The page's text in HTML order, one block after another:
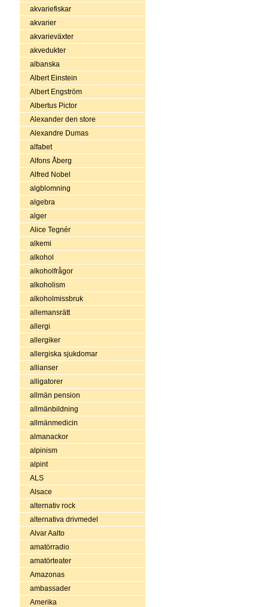
akvariefiskar
akvarier
akvarieväxter
akvedukter
albanska
Albert Einstein
Albert Engström
Albertus Pictor
Alexander den store
Alexandre Dumas
alfabet
Alfons Åberg
Alfred Nobel
algblomning
algebra
alger
Alice Tegnér
alkemi
alkohol
alkoholfrågor
alkoholism
alkoholmissbruk
allemansrätt
allergi
allergiker
allergiska sjukdomar
allianser
alligatorer
allmän pension
allmänbildning
allmänmedicin
almanackor
alpinism
alpint
ALS
Alsace
alternativ rock
alternativa drivmedel
Alvar Aalto
amatörradio
amatörteater
Amazonas
ambassader
Amerika